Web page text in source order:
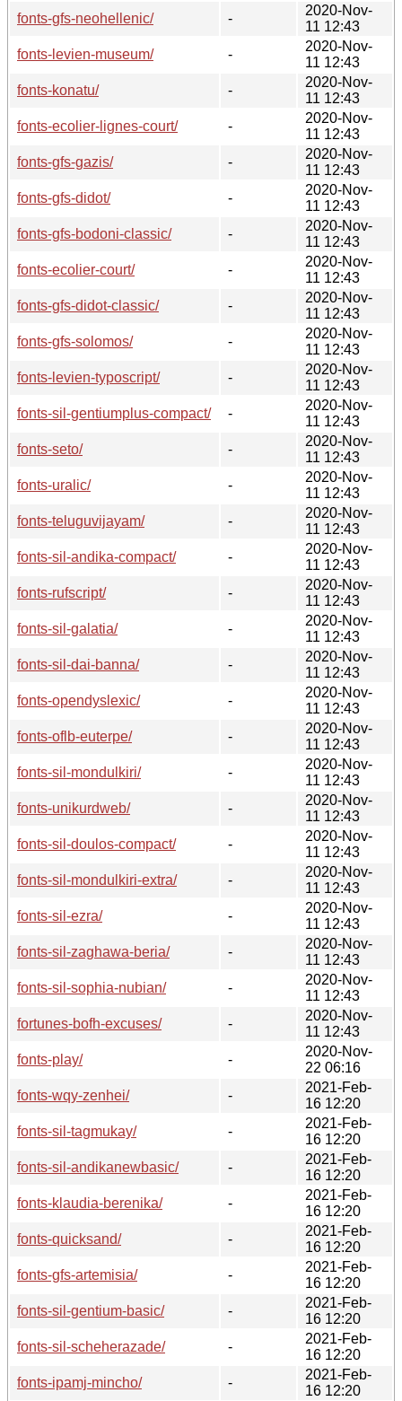
fonts-gfs-neohellenic/ -
2020-Nov-
11 12:43
fonts-levien-museum/
-
2020-Nov-
11 12:43
fonts-konatu/
-
2020-Nov-
11 12:43
fonts-ecolier-lignes-court/
-
2020-Nov-
11 12:43
fonts-gfs-gazis/
-
2020-Nov-
11 12:43
fonts-gfs-didot/
-
2020-Nov-
11 12:43
fonts-gfs-bodoni-classic/
-
2020-Nov-
11 12:43
fonts-ecolier-court/
-
2020-Nov-
11 12:43
fonts-gfs-didot-classic/
-
2020-Nov-
11 12:43
fonts-gfs-solomos/
-
2020-Nov-
11 12:43
fonts-levien-typoscript/
-
2020-Nov-
11 12:43
fonts-sil-gentiumplus-compact/
-
2020-Nov-
11 12:43
fonts-seto/
-
2020-Nov-
11 12:43
fonts-uralic/
-
2020-Nov-
11 12:43
fonts-teluguvijayam/
-
2020-Nov-
11 12:43
fonts-sil-andika-compact/
-
2020-Nov-
11 12:43
fonts-rufscript/
-
2020-Nov-
11 12:43
fonts-sil-galatia/
-
2020-Nov-
11 12:43
fonts-sil-dai-banna/
-
2020-Nov-
11 12:43
fonts-opendyslexic/
-
2020-Nov-
11 12:43
fonts-oflb-euterpe/
-
2020-Nov-
11 12:43
fonts-sil-mondulkiri/
-
2020-Nov-
11 12:43
fonts-unikurdweb/
-
2020-Nov-
11 12:43
fonts-sil-doulos-compact/
-
2020-Nov-
11 12:43
fonts-sil-mondulkiri-extra/
-
2020-Nov-
11 12:43
fonts-sil-ezra/
-
2020-Nov-
11 12:43
fonts-sil-zaghawa-beria/
-
2020-Nov-
11 12:43
fonts-sil-sophia-nubian/
-
2020-Nov-
11 12:43
fortunes-bofh-excuses/
-
2020-Nov-
11 12:43
fonts-play/
-
2020-Nov-
22 06:16
fonts-wqy-zenhei/
-
2021-Feb-
16 12:20
fonts-sil-tagmukay/
-
2021-Feb-
16 12:20
fonts-sil-andikanewbasic/
-
2021-Feb-
16 12:20
fonts-klaudia-berenika/
-
2021-Feb-
16 12:20
fonts-quicksand/
-
2021-Feb-
16 12:20
fonts-gfs-artemisia/
-
2021-Feb-
16 12:20
fonts-sil-gentium-basic/
-
2021-Feb-
16 12:20
fonts-sil-scheherazade/
-
2021-Feb-
16 12:20
fonts-ipamj-mincho/
-
2021-Feb-
16 12:20